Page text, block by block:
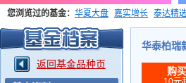
您浏览过的基金： 华夏大盘 嘉实增长 泰达精
添富优势 华安宏利 上证180价值ETF
返回基金品种页
华泰柏瑞
购买